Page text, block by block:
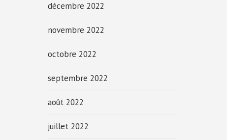
décembre 2022
novembre 2022
octobre 2022
septembre 2022
août 2022
juillet 2022